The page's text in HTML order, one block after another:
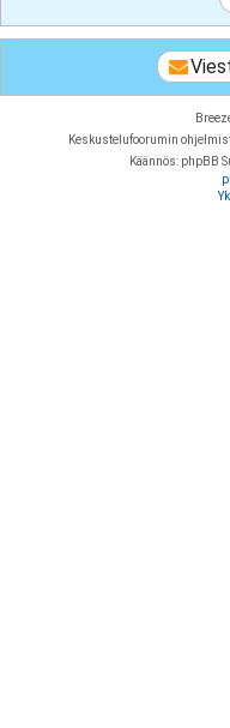
Keskustelufoorumin
Käännös: phpBB